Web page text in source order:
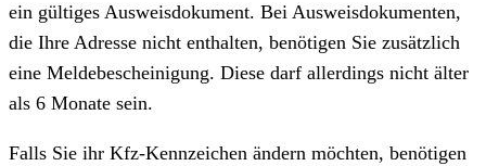
ein gültiges Ausweisdokument. Bei Ausweisdokumenten,
die Ihre Adresse nicht enthalten, benötigen Sie zusätzlich
eine Meldebescheinigung. Diese darf allerdings nicht älter
als 6 Monate sein.
Falls Sie ihr Kfz-Kennzeichen ändern möchten, benötigen